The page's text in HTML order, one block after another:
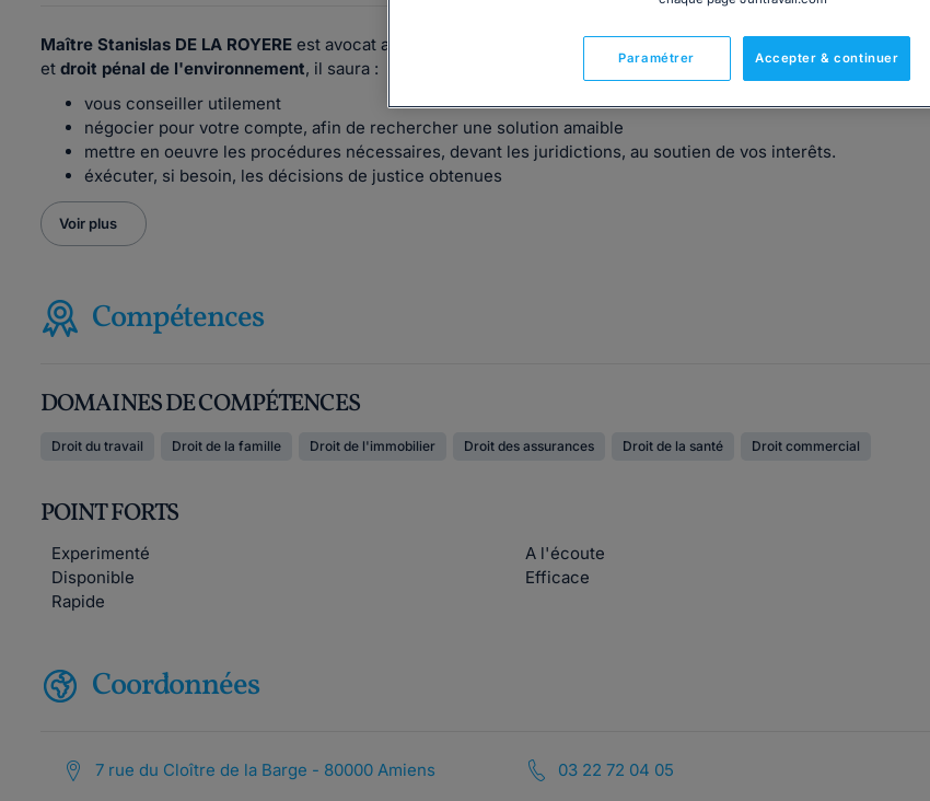
Maître Stanislas DE LA ROYERE est avocat associé chez Green Law. Il intervient endroit de la responsabilité civile
et droit pénal de l'environnement, il saura :
vous conseiller utilement
négocier pour votre compte, afin de rechercher une solution amaible
mettre en oeuvre les procédures nécessaires, devant les juridictions, au soutien de vos interêts.
éxécuter, si besoin, les décisions de justice obtenues
Voir plus
Compétences
DOMAINES DE COMPÉTENCES
Droit du travail Droit de la famille Droit de l'immobilier Droit des assurances Droit de la santé Droit commercial
POINT FORTS
Experimenté
A l'écoute
Disponible
Efficace
Rapide
Coordonnées
7 rue du Cloître de la Barge - 80000 Amiens 03 22 72 04 05
Accepter & continuer
Paramétrer